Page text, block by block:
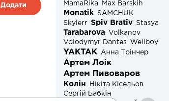
Додати MamaRika Max Barskih
Monatik
SAMCHUK
Skylerr Spiv Brativ Stasya
Tarabarova
Volkanov
Volodymyr Dantes
Wellboy
YAKTAK Анна Трінчер
Артем Лоік
Артем Пивоваров
Колін
Нікіта Кісельов
Сергій Бабкін